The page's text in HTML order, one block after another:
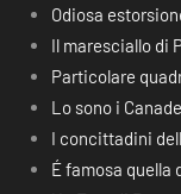
Odiosa
Il maresciallo di
Particolare
Lo sono i
I concittadini
É famosa quella